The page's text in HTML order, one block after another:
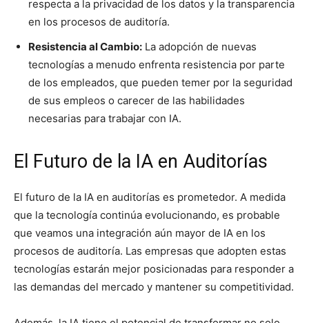
respecta a la privacidad de los datos y la transparencia
en los procesos de auditoría.
Resistencia al Cambio: La adopción de nuevas
tecnologías a menudo enfrenta resistencia por parte
de los empleados, que pueden temer por la seguridad
de sus empleos o carecer de las habilidades
necesarias para trabajar con IA.
El Futuro de la IA en Auditorías
El futuro de la IA en auditorías es prometedor. A medida
que la tecnología continúa evolucionando, es probable
que veamos una integración aún mayor de IA en los
procesos de auditoría. Las empresas que adopten estas
tecnologías estarán mejor posicionadas para responder a
las demandas del mercado y mantener su competitividad.